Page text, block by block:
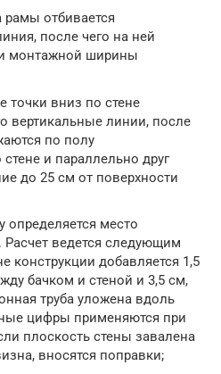
рамы отбивается
после чего на ней
монтажной ширины
точки вниз по стене
вертикальные линии, после
по полу
и параллельно друг
до 25 см от поверхности
определяется место
Расчет ведется следующим
конструкции добавляется 1,5
бачком и стеной и 3,5 см,
труба уложена вдоль
цифры применяются при
плоскость стены завалена
вносятся поправки;